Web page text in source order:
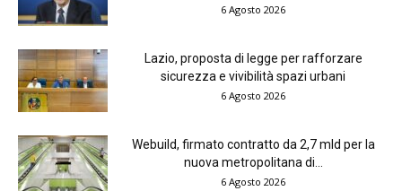
6 Agosto 2026
Lazio, proposta di legge per rafforzare
sicurezza e vivibilità spazi urbani
6 Agosto 2026
Webuild, firmato contratto da 2,7 mld per la
nuova metropolitana di...
6 Agosto 2026